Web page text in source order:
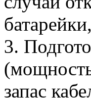
3.
запас